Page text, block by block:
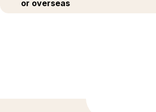
or overseas